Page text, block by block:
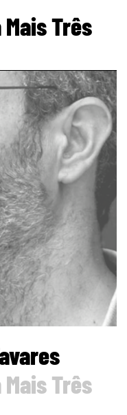
Três
Três